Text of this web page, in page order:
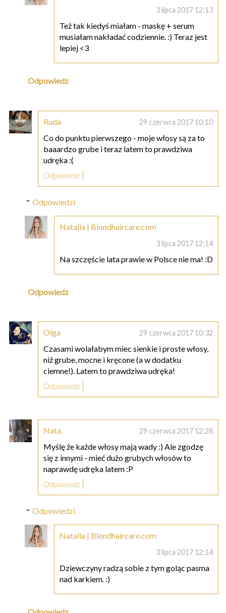
3 lipca 2017 12:13
Też tak kiedyś miałam - maskę + serum
musiałam nakładać codziennie. :) Teraz jest
lepiej <3
Odpowiedz
Ruda 29 czerwca 2017 10:10
Co do punktu pierwszego - moje włosy są za to
baaardzo grube i teraz latem to prawdziwa
udręka :(
Odpowiedz
Odpowiedzi
Natalia | Blondhaircare.com
3 lipca 2017 12:14
Na szczęście lata prawie w Polsce nie ma! :D
Odpowiedz
Olga 29 czerwca 2017 10:32
Czasami wolałabym miec sienkie i proste włosy,
niż grube, mocne i kręcone (a w dodatku
ciemne!). Latem to prawdziwa udręka!
Odpowiedz
Nata. 29 czerwca 2017 12:28
Myślę że każde włosy mają wady :) Ale zgodzę
się z innymi - mieć dużo grubych włosów to
naprawdę udręka latem :P
Odpowiedz
Odpowiedzi
Natalia | Blondhaircare.com
3 lipca 2017 12:14
Dziewczyny radzą sobie z tym goląc pasma
nad karkiem. :)